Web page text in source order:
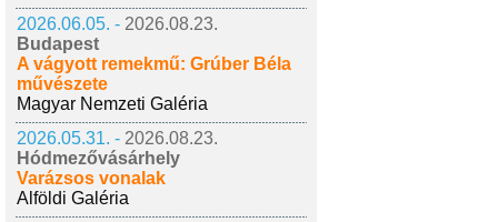
2026.06.05. - 2026.08.23.
Budapest
A vágyott remekmű: Grúber Béla
művészete
Magyar Nemzeti Galéria
2026.05.31. - 2026.08.23.
Hódmezővásárhely
Varázsos vonalak
Alföldi Galéria